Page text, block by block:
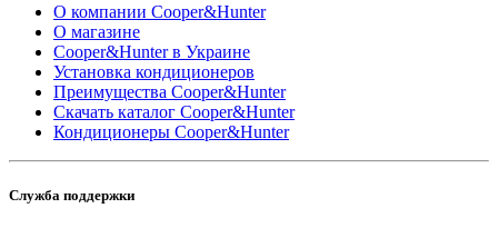
О компании Cooper&Hunter
О магазине
Cooper&Hunter в Украине
Установка кондиционеров
Преимущества Cooper&Hunter
Скачать каталог Cooper&Hunter
Кондиционеры Cooper&Hunter
Служба поддержки